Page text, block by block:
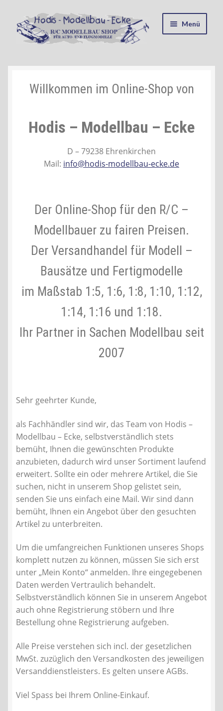
Zur
Navigation
springen
Zum
Inhalt
springen
Menü
Kasse
Ablauf einer Bestellung
Liefer- und Versandkosten
Zahlungsarten
Lieferzeit & Verfügbarkeit
Batterien- und Akku Verordnung
Öle- und Schmierstoff Verordnung
Vereine & Foren
Kontakt
AGB
Widerrufsbelehrung
Impressum
Willkommen im Online-Shop von
Hodis – Modellbau – Ecke
D – 79238 Ehrenkirchen
Mail: info@hodis-modellbau-ecke.de
Der Online-Shop für den R/C –
Modellbauer zu fairen Preisen.
Der Versandhandel für Modell –
Bausätze und Fertigmodelle
im Maßstab 1:5, 1:6, 1:8, 1:10, 1:12,
1:14, 1:16 und 1:18.
Ihr Partner in Sachen Modellbau seit
2007
Sehr geehrter Kunde,
als Fachhändler sind wir, das Team von Hodis –
Modellbau – Ecke, selbstverständlich stets
bemüht, Ihnen die gewünschten Produkte
anzubieten, dadurch wird unser Sortiment laufend
erweitert. Sollte ein oder mehrere Artikel, die Sie
suchen, nicht in unserem Shop gelistet sein,
senden Sie uns einfach eine Mail. Wir sind dann
bemüht, Ihnen ein Angebot über den gesuchten
Artikel zu unterbreiten.
Um die umfangreichen Funktionen unseres Shops
komplett nutzen zu können, müssen Sie sich erst
unter „Mein Konto“ anmelden. Ihre eingegebenen
Daten werden Vertraulich behandelt.
Selbstverständlich können Sie in unserem Angebot
auch ohne Registrierung stöbern und Ihre
Bestellung ohne Registrierung aufgeben.
Alle Preise verstehen sich incl. der gesetzlichen
MwSt. zuzüglich den Versandkosten des jeweiligen
Versanddienstleisters. Es gelten unsere AGBs.
Viel Spass bei Ihrem Online-Einkauf.